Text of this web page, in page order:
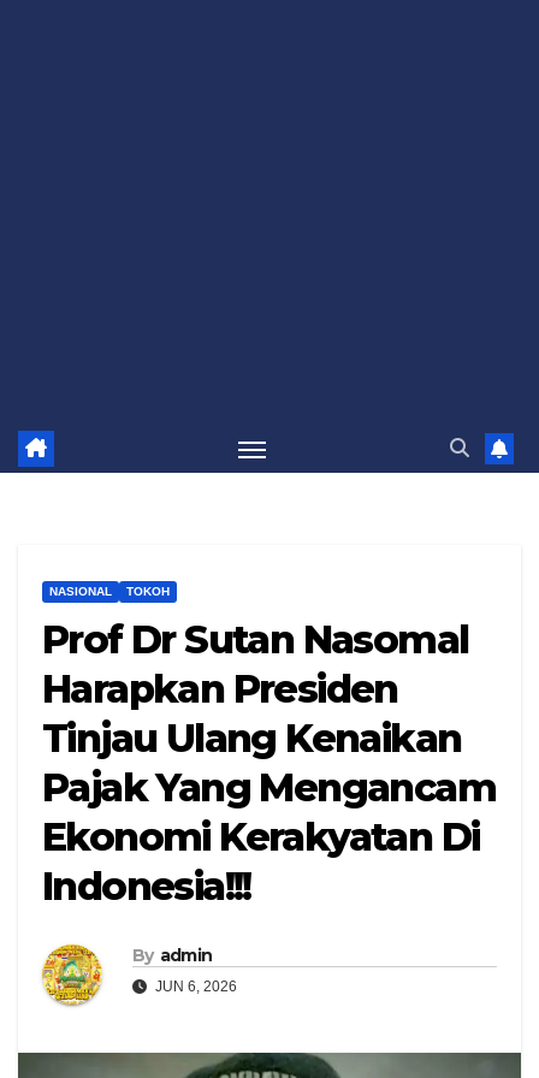
NASIONAL TOKOH
Prof Dr Sutan Nasomal
Harapkan Presiden
Tinjau Ulang Kenaikan
Pajak Yang Mengancam
Ekonomi Kerakyatan Di
Indonesia!!!
By admin
JUN 6, 2026